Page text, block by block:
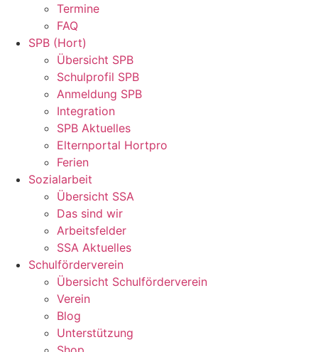
Termine
FAQ
SPB (Hort)
Übersicht SPB
Schulprofil SPB
Anmeldung SPB
Integration
SPB Aktuelles
Elternportal Hortpro
Ferien
Sozialarbeit
Übersicht SSA
Das sind wir
Arbeitsfelder
SSA Aktuelles
Schulförderverein
Übersicht Schulförderverein
Verein
Blog
Unterstützung